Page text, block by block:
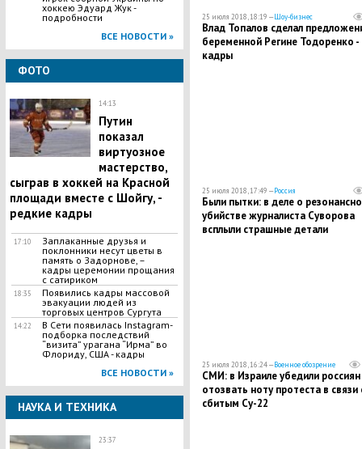
хоккею Эдуард Жук -
подробности
ВСЕ НОВОСТИ »
ФОТО
14:13
Путин
показал
виртуозное
мастерство,
сыграв в хоккей на Красной
площади вместе с Шойгу, -
редкие кадры
17:10
Заплаканные друзья и
поклонники несут цветы в
память о Задорнове, –
кадры церемонии прощания
с сатириком
18:35
Появились кадры массовой
эвакуации людей из
торговых центров Сургута
14:22
В Сети появилась Іnstagram-
подборка последствий
“визита” урагана “Ирма” во
Флориду, США - кадры
ВСЕ НОВОСТИ »
НАУКА И ТЕХНИКА
23:37
25 июля 2018, 18:19 —Шоу-бизнес
​Влад Топалов сделал
беременной Регине Тодоренко -
кадры
25 июля 2018, 17:49 —Россия
Были пытки: в деле о
убийстве журналиста Суворова
всплыли страшные детали
25 июля 2018, 16:24 —Военное обозрение
СМИ: в Израиле убедили россиян
отозвать ноту протеста в связи
сбитым Су-22